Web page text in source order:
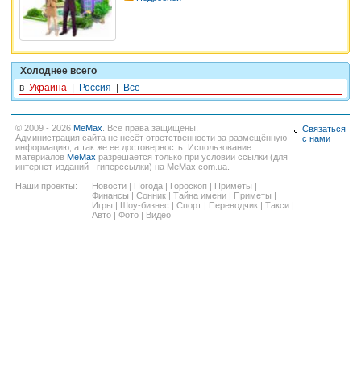
Холоднее всего
в Украина | Россия | Все
© 2009 - 2026 MeMax . Все права защищены.
Администрация сайта не несёт ответственности за размещённую
информацию, а так же ее достоверность. Использование
материалов MeMax разрешается только при условии ссылки (для
интернет-изданий - гиперссылки) на MeMax.com.ua.
Наши проекты:
Новости | Погода | Гороскоп | Приметы |
Финансы | Сонник | Тайна имени | Приметы |
Игры | Шоу-бизнес | Спорт | Переводчик | Такси |
Авто | Фото | Видео
Связаться
с нами